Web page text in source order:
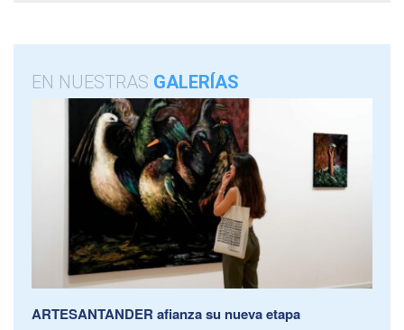
EN NUESTRAS GALERÍAS
ARTESANTANDER afianza su nueva etapa